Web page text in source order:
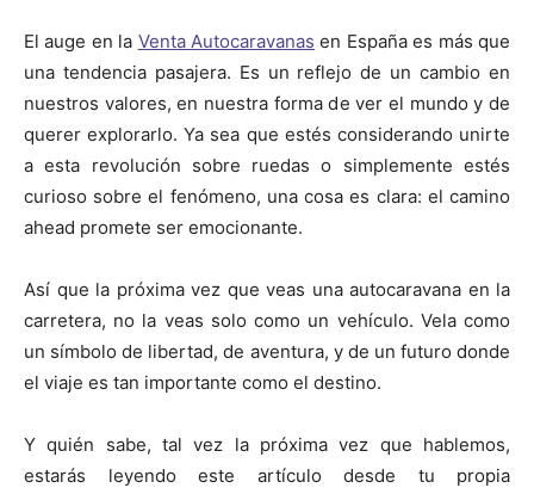
El auge en la Venta Autocaravanas en España es más que
una tendencia pasajera. Es un reflejo de un cambio en
nuestros valores, en nuestra forma de ver el mundo y de
querer explorarlo. Ya sea que estés considerando unirte
a esta revolución sobre ruedas o simplemente estés
curioso sobre el fenómeno, una cosa es clara: el camino
ahead promete ser emocionante.
Así que la próxima vez que veas una autocaravana en la
carretera, no la veas solo como un vehículo. Vela como
un símbolo de libertad, de aventura, y de un futuro donde
el viaje es tan importante como el destino.
Y quién sabe, tal vez la próxima vez que hablemos,
estarás leyendo este artículo desde tu propia